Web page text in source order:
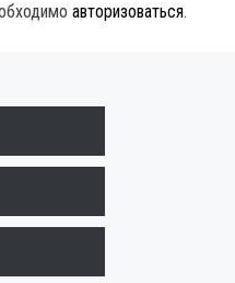
авторизоваться.